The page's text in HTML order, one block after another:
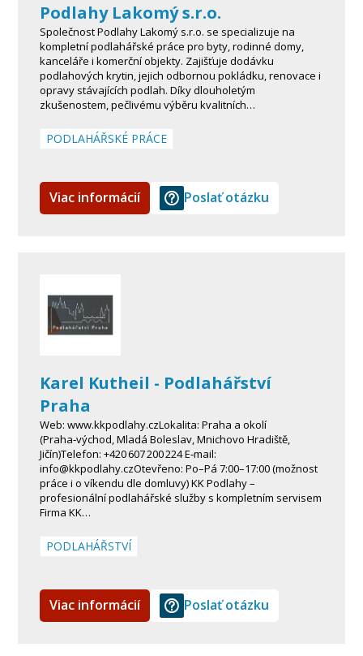
Podlahy Lakomý s.r.o.
Společnost Podlahy Lakomý s.r.o. se specializuje na
kompletní podlahářské práce pro byty, rodinné domy,
kanceláře i komerční objekty. Zajišťuje dodávku
podlahových krytin, jejich odbornou pokládku, renovace i
opravy stávajících podlah. Díky dlouholetým
zkušenostem, pečlivému výběru kvalitních…
PODLAHÁŘSKÉ PRÁCE
Viac informácií Poslať otázku
Karel Kutheil - Podlahářství
Praha
Web: www.kkpodlahy.czLokalita: Praha a okolí
(Praha‑východ, Mladá Boleslav, Mnichovo Hradiště,
Jičín)Telefon: +420 607 200 224 E‑mail:
info@kkpodlahy.czOtevřeno: Po–Pá 7:00–17:00 (možnost
práce i o víkendu dle domluvy) KK Podlahy –
profesionální podlahářské služby s kompletním servisem
Firma KK…
PODLAHÁŘSTVÍ
Viac informácií Poslať otázku